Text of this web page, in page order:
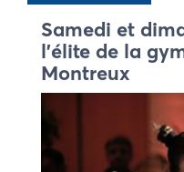
Samedi et
l’élite de la
Montreux